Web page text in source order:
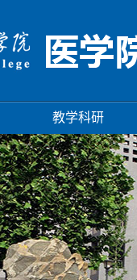
教学科研